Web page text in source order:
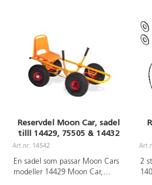
75640 Ekocykel, 75636 Ekocykel
taxi, 75624 Ekocykel renhållning
samt Ekocyklar utryckningsfordon
75635, 75632, 75633, 75634
polis, brandkår och ambulans.
Reservdel Moon Car, sadel
tilll 14429, 75505 & 14432
Art.nr: 14542
En sadel som passar Moon Cars
modeller 14429 Moon Car,
2